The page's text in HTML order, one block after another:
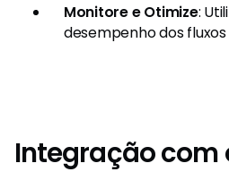
Monitore e Otimize:
desempenho dos
Integração com